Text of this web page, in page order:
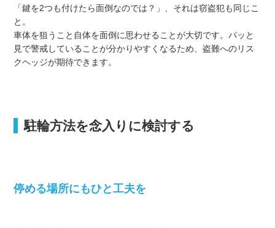
「鍵を2つも付けたら面倒なのでは？」、それは窃盗犯も同じこ
と。
車体を狙うこと自体を面倒に思わせることが大切です。パッと
見で警戒していることが分かりやすくなるため、盗難へのリス
クヘッジが期待できます。
駐輪方法を念入りに検討する
停める場所にもひと工夫を